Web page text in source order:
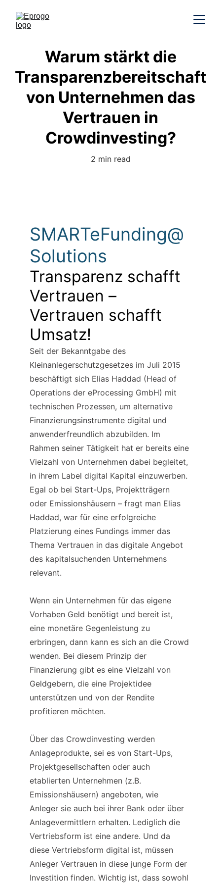
Warum stärkt die
Transparenzbereitschaft
von Unternehmen das
Vertrauen in
Crowdinvesting?
2 min read
SMARTeFunding@
Solutions
Transparenz schafft
Vertrauen –
Vertrauen schafft
Umsatz!
Seit der Bekanntgabe des
Kleinanlegerschutzgesetzes im Juli 2015
beschäftigt sich Elias Haddad (Head of
Operations der eProcessing GmbH) mit
technischen Prozessen, um alternative
Finanzierungsinstrumente digital und
anwenderfreundlich abzubilden. Im
Rahmen seiner Tätigkeit hat er bereits eine
Vielzahl von Unternehmen dabei begleitet,
in ihrem Label digital Kapital einzuwerben.
Egal ob bei Start-Ups, Projektträgern
oder Emissionshäusern – fragt man Elias
Haddad, war für eine erfolgreiche
Platzierung eines Fundings immer das
Thema Vertrauen in das digitale Angebot
des kapitalsuchenden Unternehmens
relevant.
Wenn ein Unternehmen für das eigene
Vorhaben Geld benötigt und bereit ist,
eine monetäre Gegenleistung zu
erbringen, dann kann es sich an die Crowd
wenden. Bei diesem Prinzip der
Finanzierung gibt es eine Vielzahl von
Geldgebern, die eine Projektidee
unterstützen und von der Rendite
profitieren möchten.
Über das Crowdinvesting werden
Anlageprodukte, sei es von Start-Ups,
Projektgesellschaften oder auch
etablierten Unternehmen (z.B.
Emissionshäusern) angeboten, wie
Anleger sie auch bei ihrer Bank oder über
Anlagevermittlern erhalten. Lediglich die
Vertriebsform ist eine andere. Und da
diese Vertriebsform digital ist, müssen
Anleger Vertrauen in diese junge Form der
Investition finden. Wichtig ist, dass sowohl